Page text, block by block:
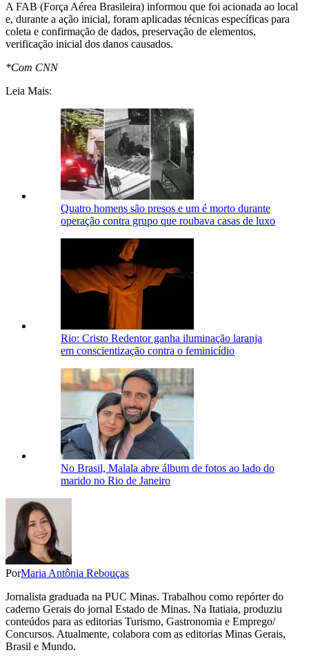
A FAB (Força Aérea Brasileira) informou que foi acionada ao local
e, durante a ação inicial, foram aplicadas técnicas específicas para
coleta e confirmação de dados, preservação de elementos,
verificação inicial dos danos causados.
*Com CNN
Leia Mais:
Quatro homens são presos e um é morto durante
operação contra grupo que roubava casas de luxo
Rio: Cristo Redentor ganha iluminação laranja
em conscientização contra o feminicídio
No Brasil, Malala abre álbum de fotos ao lado do
marido no Rio de Janeiro
PorMaria Antônia Rebouças
Jornalista graduada na PUC Minas. Trabalhou como repórter do
caderno Gerais do jornal Estado de Minas. Na Itatiaia, produziu
conteúdos para as editorias Turismo, Gastronomia e Emprego/
Concursos. Atualmente, colabora com as editorias Minas Gerais,
Brasil e Mundo.